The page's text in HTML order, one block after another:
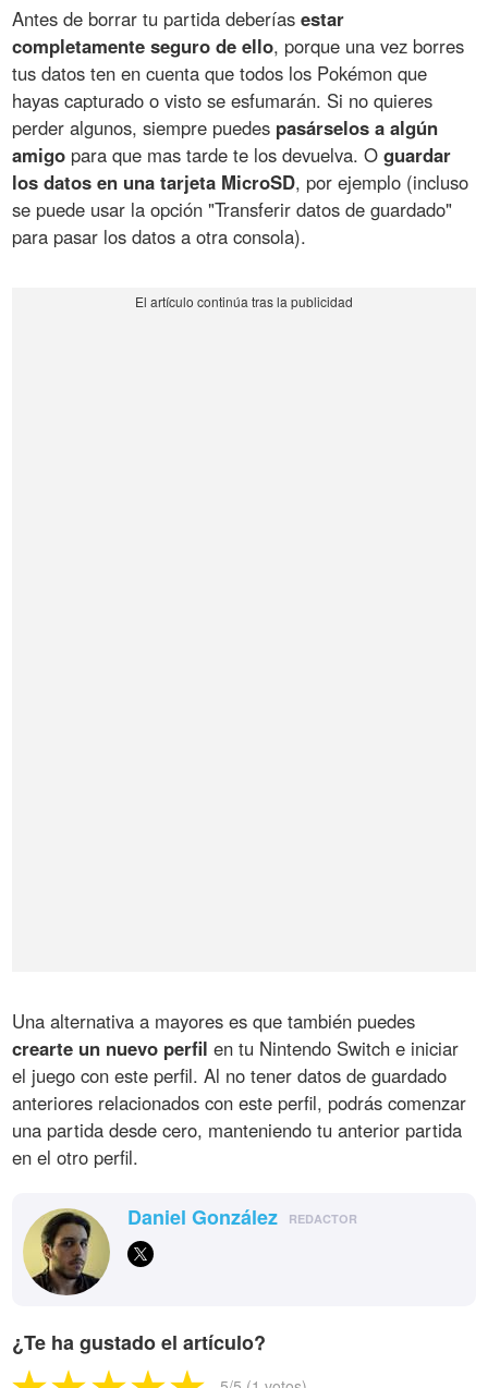
Antes de borrar tu partida deberíasestar
completamente seguro de ello, porque una vez borres
tus datos ten en cuenta que todos los Pokémon que
hayas capturado o visto se esfumarán. Si no quieres
perder algunos, siempre puedes pasárselos a algún
amigo para que mas tarde te los devuelva. Oguardar
los datos en una tarjeta MicroSD, por ejemplo (incluso
se puede usar la opción "Transferir datos de guardado"
para pasar los datos a otra consola).
Una alternativa a mayores es que también puedes
crearte un nuevo perfil en tu Nintendo Switch e iniciar
el juego con este perfil. Al no tener datos de guardado
anteriores relacionados con este perfil, podrás comenzar
una partida desde cero, manteniendo tu anterior partida
en el otro perfil.
Daniel González REDACTOR
¿Te ha gustado el artículo?